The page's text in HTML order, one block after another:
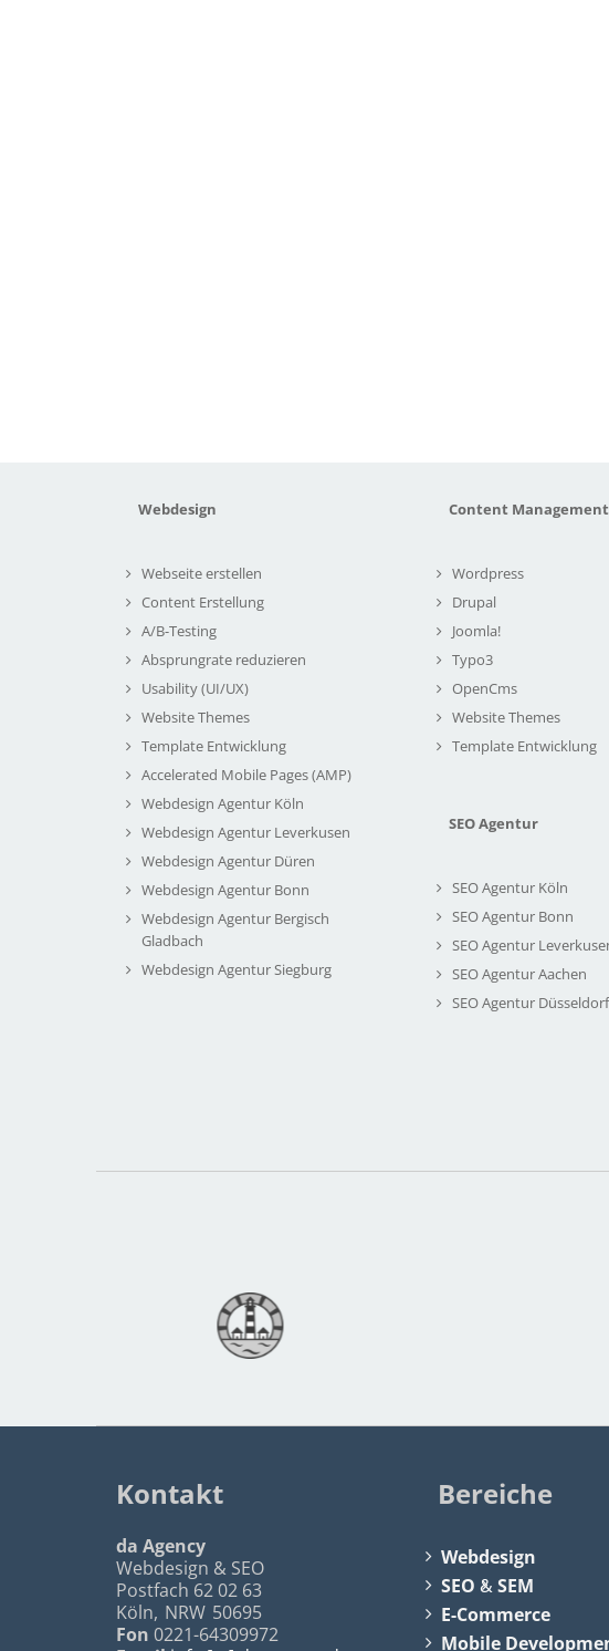
Webdesign
Webseite erstellen
Content Erstellung
A/B-Testing
Absprungrate reduzieren
Usability (UI/UX)
Website Themes
Template Entwicklung
Accelerated Mobile Pages (AMP)
Webdesign Agentur Köln
Webdesign Agentur Leverkusen
Webdesign Agentur Düren
Webdesign Agentur Bonn
Webdesign Agentur Bergisch
Gladbach
Webdesign Agentur Siegburg
Content
Wordpress
Drupal
Joomla!
Typo3
OpenCms
Website Themes
Template Entwicklung
SEO Agentur
SEO Agentur Köln
SEO Agentur Bonn
SEO Agentur
SEO Agentur Aachen
SEO Agentur Düsseldorf
Kontakt
da Agency
Webdesign & SEO
Postfach 62 02 63
Köln, NRW 50695
Fon 0221-64309972
Bereiche
Webdesign
SEO &SEM
E-Commerce
Mobile